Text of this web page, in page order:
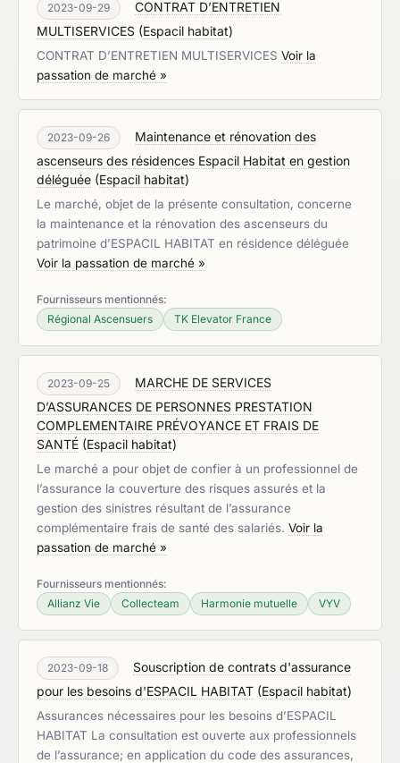
2023-09-29
CONTRAT D’ENTRETIEN
MULTISERVICES (Espacil habitat)
CONTRAT D’ENTRETIEN MULTISERVICES Voir la
passation de marché »
2023-09-26
Maintenance et rénovation des
ascenseurs des résidences Espacil Habitat en gestion
déléguée (Espacil habitat)
Le marché, objet de la présente consultation, concerne
la maintenance et la rénovation des ascenseurs du
patrimoine d’ESPACIL HABITAT en résidence déléguée
Voir la passation de marché »
Fournisseurs mentionnés:
Régional Ascensuers
TK Elevator France
2023-09-25
MARCHE DE SERVICES
D’ASSURANCES DE PERSONNES PRESTATION
COMPLEMENTAIRE PRÉVOYANCE ET FRAIS DE
SANTÉ (Espacil habitat)
Le marché a pour objet de confier à un professionnel de
l’assurance la couverture des risques assurés et la
gestion des sinistres résultant de l’assurance
complémentaire frais de santé des salariés. Voir la
passation de marché »
Fournisseurs mentionnés:
Allianz Vie
Collecteam Harmonie mutuelle VYV
2023-09-18
Souscription de contrats d'assurance
pour les besoins d'ESPACIL HABITAT (Espacil habitat)
Assurances nécessaires pour les besoins d’ESPACIL
HABITAT La consultation est ouverte aux professionnels
de l’assurance; en application du code des assurances,